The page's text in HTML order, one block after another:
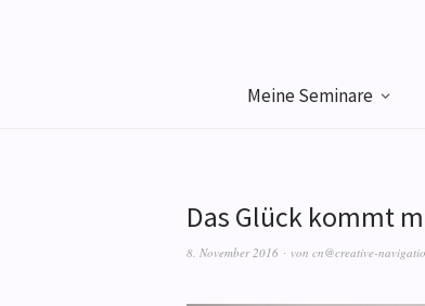
Meine Seminare
Das Glück kommt
8. November 2016 von cn@creative-